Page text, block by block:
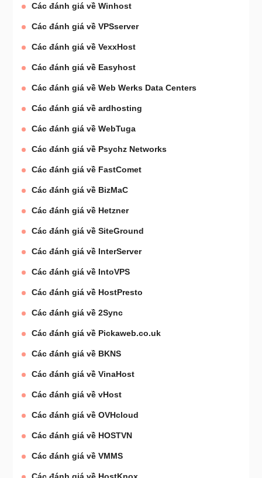
Các đánh giá về Winhost
Các đánh giá về VPSserver
Các đánh giá về VexxHost
Các đánh giá về Easyhost
Các đánh giá về Web Werks Data Centers
Các đánh giá về ardhosting
Các đánh giá về WebTuga
Các đánh giá về Psychz Networks
Các đánh giá về FastComet
Các đánh giá về BizMaC
Các đánh giá về Hetzner
Các đánh giá về SiteGround
Các đánh giá về InterServer
Các đánh giá về IntoVPS
Các đánh giá về HostPresto
Các đánh giá về 2Sync
Các đánh giá về Pickaweb.co.uk
Các đánh giá về BKNS
Các đánh giá về VinaHost
Các đánh giá về vHost
Các đánh giá về OVHcloud
Các đánh giá về HOSTVN
Các đánh giá về VMMS